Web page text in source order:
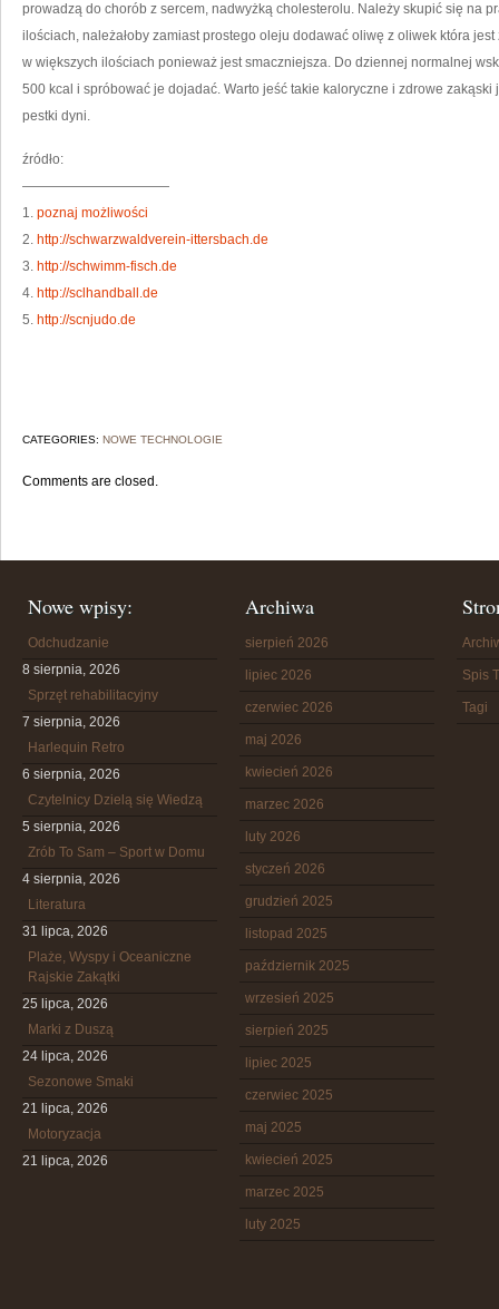
prowadzą do chorób z sercem, nadwyżką cholesterolu. Należy skupić się na
ilościach, należałoby zamiast prostego oleju dodawać oliwę z oliwek która
w większych ilościach ponieważ jest smaczniejsza. Do dziennej normalnej
500 kcal i spróbować je dojadać. Warto jeść takie kaloryczne i zdrowe zakąski
pestki dyni.
źródło:
———————————
1. poznaj możliwości
2. http://schwarzwaldverein-ittersbach.de
3. http://schwimm-fisch.de
4. http://sclhandball.de
5. http://scnjudo.de
CATEGORIES: NOWE TECHNOLOGIE
Comments are closed.
Nowe wpisy:
Odchudzanie
8 sierpnia, 2026
Sprzęt rehabilitacyjny
7 sierpnia, 2026
Harlequin Retro
6 sierpnia, 2026
Czytelnicy Dzielą się Wiedzą
5 sierpnia, 2026
Zrób To Sam – Sport w Domu
4 sierpnia, 2026
Literatura
31 lipca, 2026
Plaże, Wyspy i Oceaniczne
Rajskie Zakątki
25 lipca, 2026
Marki z Duszą
24 lipca, 2026
Sezonowe Smaki
21 lipca, 2026
Motoryzacja
21 lipca, 2026
Archiwa
sierpień 2026
lipiec 2026
czerwiec 2026
maj 2026
kwiecień 2026
marzec 2026
luty 2026
styczeń 2026
grudzień 2025
listopad 2025
październik 2025
wrzesień 2025
sierpień 2025
lipiec 2025
czerwiec 2025
maj 2025
kwiecień 2025
marzec 2025
luty 2025
Spis
Tagi